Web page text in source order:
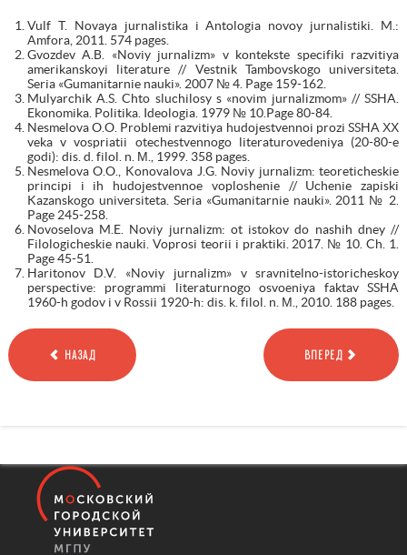
Vulf T. Novaya jurnalistika i Antologia novoy jurnalistiki. M.:
Amfora, 2011. 574 pages.
Gvozdev A.B. «Noviy jurnalizm» v kontekste specifiki razvitiya
amerikanskoyi literature // Vestnik Tambovskogo universiteta.
Seria «Gumanitarnie nauki». 2007 № 4. Page 159-162.
Mulyarchik A.S. Chto sluchilosy s «novim jurnalizmom» // SSHA.
Ekonomika. Politika. Ideologia. 1979 № 10.Page 80-84.
Nesmelova O.O. Problemi razvitiya hudojestvennoi prozi SSHA ХХ
veka v vospriatii otechestvennogo literaturovedeniya (20-80-e
godi): dis. d. filol. n. М., 1999. 358 pages.
Nesmelova O.O., Konovalova J.G. Noviy jurnalizm: teoreticheskie
principi i ih hudojestvennoe voploshenie // Uchenie zapiski
Kazanskogo universiteta. Seria «Gumanitarnie nauki». 2011 № 2.
Page 245-258.
Novoselova M.E. Noviy jurnalizm: ot istokov do nashih dney //
Filologicheskie nauki. Voprosi teorii i praktiki. 2017. № 10. Ch. 1.
Page 45-51.
Haritonov D.V. «Noviy jurnalizm» v sravnitelno-istoricheskoy
perspective: programmi literaturnogo osvoeniya faktav SSHA
1960-h godov i v Rossii 1920-h: dis. k. filol. n. М., 2010. 188 pages.
НАЗАД ВПЕРЕД